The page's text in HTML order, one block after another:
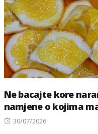
Ne bacajte kore
namjene o kojima
Posted
30/07/2026